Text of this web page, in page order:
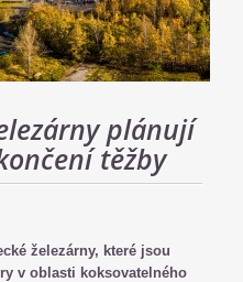
plánují
těžby
železárny, které jsou
v oblasti koksovatelného